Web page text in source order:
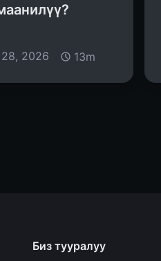
2026 13m
Биз тууралуу